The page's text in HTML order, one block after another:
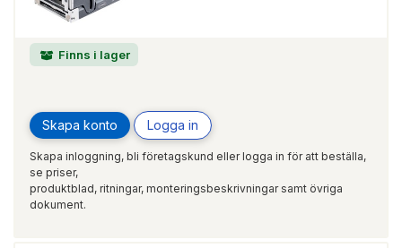
Finns i lager
Skapa konto Logga in
Skapa inloggning, bli företagskund eller logga in för att beställa,
se priser,
produktblad, ritningar, monteringsbeskrivningar samt övriga
dokument.